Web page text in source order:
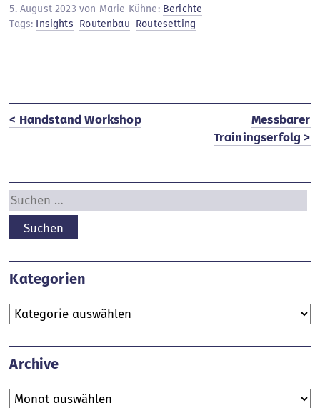
5. August 2023 von Marie Kühne: Berichte
Tags: Insights Routenbau Routesetting
< Handstand Workshop
Messbarer
Trainingserfolg >
Suchen
nach:
Kategorien
Kategorien
Archive
Archive